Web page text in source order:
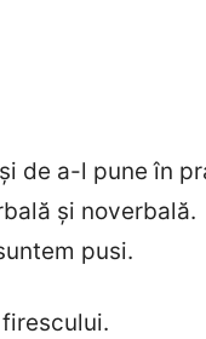
de a-l pune în
și noverbală.
pusi.